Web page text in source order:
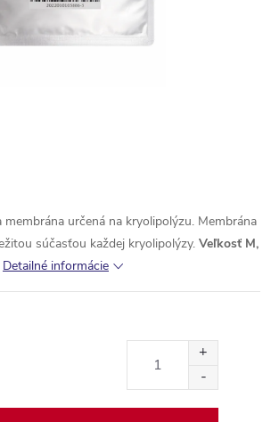
určená na kryolipolýzu. Membrána
súčasťou každej kryolipolýzy. Veľkosť M,
Detailné informácie